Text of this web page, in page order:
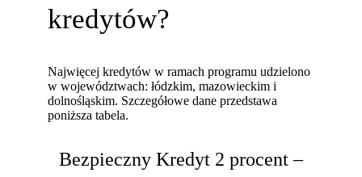
kredytów?
Najwięcej kredytów w ramach programu udzielono
w województwach: łódzkim, mazowieckim i
dolnośląskim. Szczegółowe dane przedstawa
poniższa tabela.
Bezpieczny Kredyt 2 procent –